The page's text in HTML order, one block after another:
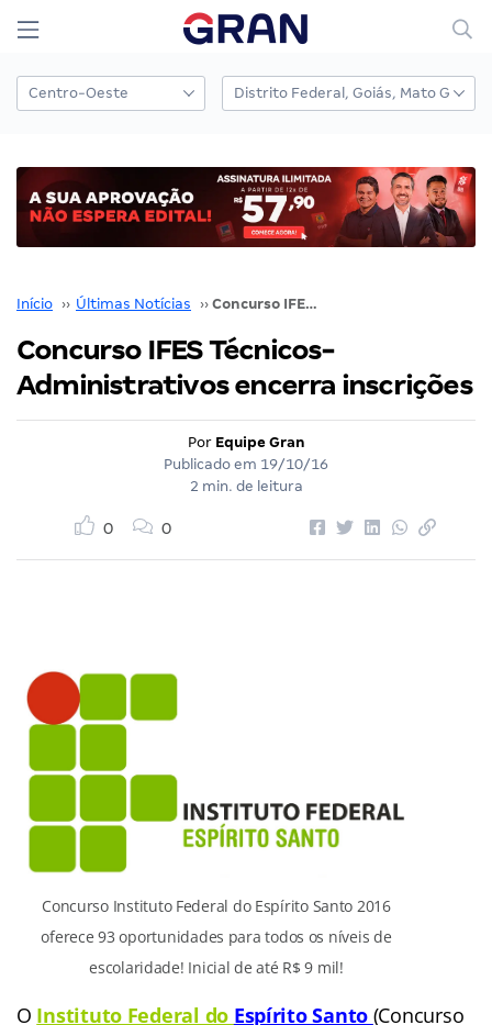
Início ›› Últimas Notícias ›› Concurso IFES Técnicos-Administrativos encerra inscrições
Concurso IFES Técnicos-
Administrativos encerra inscrições
Por Equipe Gran
Publicado em 19/10/16
2 min. de leitura
0 0
Concurso Instituto Federal do Espírito Santo 2016
oferece 93 oportunidades para todos os níveis de
escolaridade! Inicial de até R$ 9 mil!
O Instituto Federal do Espírito Santo (Concurso